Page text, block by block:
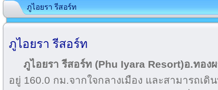
ภูไอยรา รีสอร์ท
ภูไอยรา รีสอร์ท
ภูไอยรา รีสอร์ท (Phu Iyara Resort)อ.ทอ
อยู่ 160.0 กม.จากใจกลางเมือง และสามารถเ